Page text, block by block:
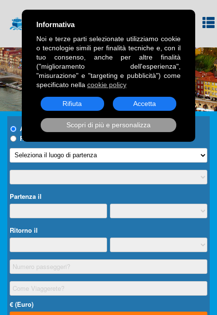
Informativa
Noi e terze parti selezionate utilizziamo cookie
o tecnologie simili per finalità tecniche e, con il
tuo consenso, anche per altre finalità
("miglioramento dell'esperienza",
"misurazione" e "targeting e pubblicità") come
specificato nella cookie policy
Rifiuta Accetta
Scopri di più e personalizza